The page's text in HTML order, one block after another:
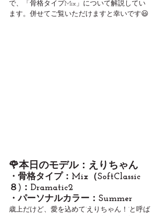
で、「骨格タイプMix」について解説してい
ます。併せてご覧いただけますと幸いです😃
🌹本日のモデル：えりちゃん
・骨格タイプ：Mix（SoftClassic
８)：Dramatic2
・パーソナルカラー：Summer
歳上だけど、愛を込めて’えりちゃん！’と呼ば